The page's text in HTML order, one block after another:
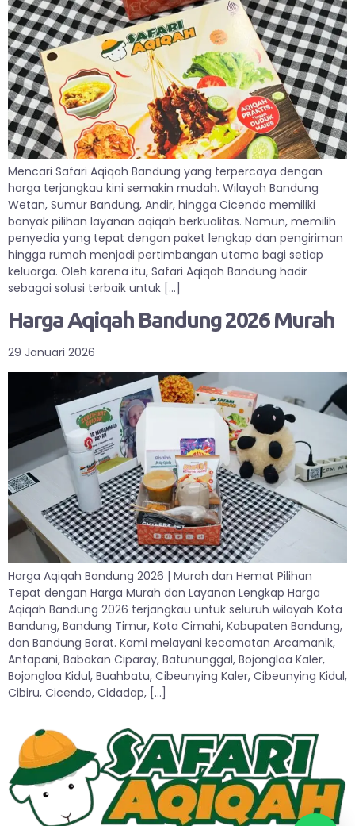
Mencari Safari Aqiqah Bandung yang terpercaya dengan
harga terjangkau kini semakin mudah. Wilayah Bandung
Wetan, Sumur Bandung, Andir, hingga Cicendo memiliki
banyak pilihan layanan aqiqah berkualitas. Namun, memilih
penyedia yang tepat dengan paket lengkap dan pengiriman
hingga rumah menjadi pertimbangan utama bagi setiap
keluarga. Oleh karena itu, Safari Aqiqah Bandung hadir
sebagai solusi terbaik untuk […]
Harga Aqiqah Bandung 2026 Murah
29 Januari 2026
Harga Aqiqah Bandung 2026 | Murah dan Hemat Pilihan
Tepat dengan Harga Murah dan Layanan Lengkap Harga
Aqiqah Bandung 2026 terjangkau untuk seluruh wilayah Kota
Bandung, Bandung Timur, Kota Cimahi, Kabupaten Bandung,
dan Bandung Barat. Kami melayani kecamatan Arcamanik,
Antapani, Babakan Ciparay, Batununggal, Bojongloa Kaler,
Bojongloa Kidul, Buahbatu, Cibeunying Kaler, Cibeunying Kidul,
Cibiru, Cicendo, Cidadap, […]